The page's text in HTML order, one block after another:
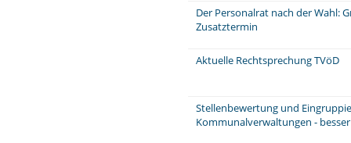
Der Personalrat nach der Wahl:
Zusatztermin
Aktuelle Rechtsprechung TVöD
Stellenbewertung und
Kommunalverwaltungen -